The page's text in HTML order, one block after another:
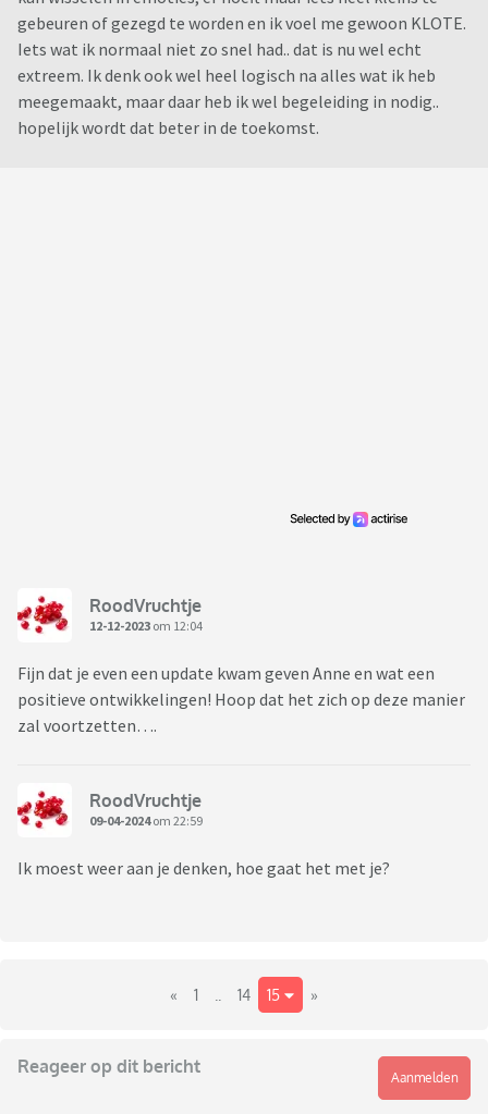
gebeuren of gezegd te worden en ik voel me gewoon KLOTE.
Iets wat ik normaal niet zo snel had.. dat is nu wel echt
extreem. Ik denk ook wel heel logisch na alles wat ik heb
meegemaakt, maar daar heb ik wel begeleiding in nodig..
hopelijk wordt dat beter in de toekomst.
RoodVruchtje
12-12-2023 om 12:04
Fijn dat je even een update kwam geven Anne en wat een
positieve ontwikkelingen! Hoop dat het zich op deze manier
zal voortzetten….
RoodVruchtje
09-04-2024om 22:59
Ik moest weer aan je denken, hoe gaat het met je?
« 1 14 15 »
Reageer op dit bericht
Aanmelden